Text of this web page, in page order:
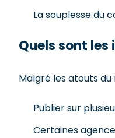
La souplesse du
Quels sont
Malgré les atouts
Publier sur
Certaines